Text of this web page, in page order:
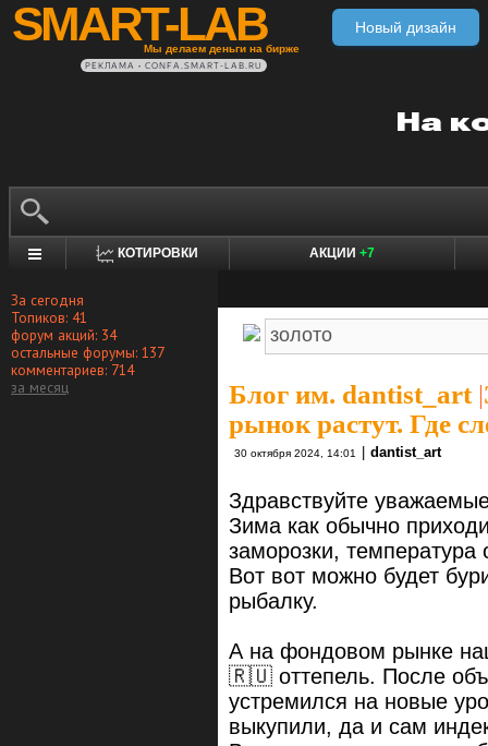
SMART-LAB
Мы делаем деньги на бирже
Новый дизайн
РЕКЛАМА • CONFA.SMART-LAB.RU
КОТИРОВКИ АКЦИИ +7
За сегодня
Топиков: 41
форум акций: 34
остальные форумы: 137
комментариев: 714
за месяц
Блог им. dantist_art|
рынок растут. Где
30 октября 2024, 14:01 dantist_art
Здравствуйте
Зима как обычно
заморозки, температура
Вот вот можно будет
рыбалку.
А на фондовом рынке
🇷🇺 оттепель. После
устремился на новые
выкупили, да и сам